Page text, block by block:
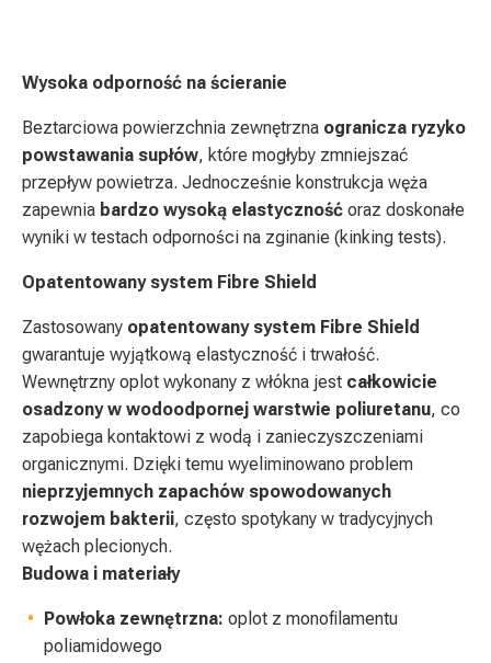
Wysoka odporność na ścieranie
Beztarciowa powierzchnia zewnętrzna ogranicza ryzyko
powstawania supłów, które mogłyby zmniejszać
przepływ powietrza. Jednocześnie konstrukcja węża
zapewnia bardzo wysoką elastyczność oraz doskonałe
wyniki w testach odporności na zginanie (kinking tests).
Opatentowany system Fibre Shield
Zastosowany opatentowany system Fibre Shield
gwarantuje wyjątkową elastyczność i trwałość.
Wewnętrzny oplot wykonany z włókna jest całkowicie
osadzony w wodoodpornej warstwie poliuretanu, co
zapobiega kontaktowi z wodą i zanieczyszczeniami
organicznymi. Dzięki temu wyeliminowano problem
nieprzyjemnych zapachów spowodowanych
rozwojem bakterii, często spotykany w tradycyjnych
wężach plecionych.
Budowa i materiały
Powłoka zewnętrzna: oplot z monofilamentu
poliamidowego